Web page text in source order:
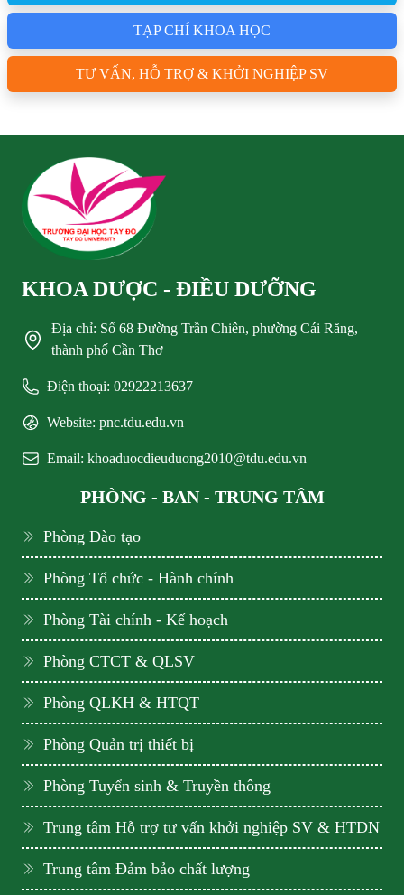
TẠP CHÍ KHOA HỌC
TƯ VẤN, HỖ TRỢ & KHỞI NGHIỆP SV
KHOA DƯỢC - ĐIỀU DƯỠNG
Địa chỉ: Số 68 Đường Trần Chiên, phường Cái Răng,
thành phố Cần Thơ
Điện thoại: 02922213637
Website: pnc.tdu.edu.vn
Email: khoaduocdieuduong2010@tdu.edu.vn
PHÒNG - BAN - TRUNG TÂM
Phòng Đào tạo
Phòng Tổ chức - Hành chính
Phòng Tài chính - Kế hoạch
Phòng CTCT & QLSV
Phòng QLKH & HTQT
Phòng Quản trị thiết bị
Phòng Tuyển sinh & Truyền thông
Trung tâm Hỗ trợ tư vấn khởi nghiệp SV & HTDN
Trung tâm Đảm bảo chất lượng